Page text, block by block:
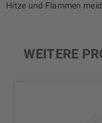
Hitze und Flammen
WEITERE